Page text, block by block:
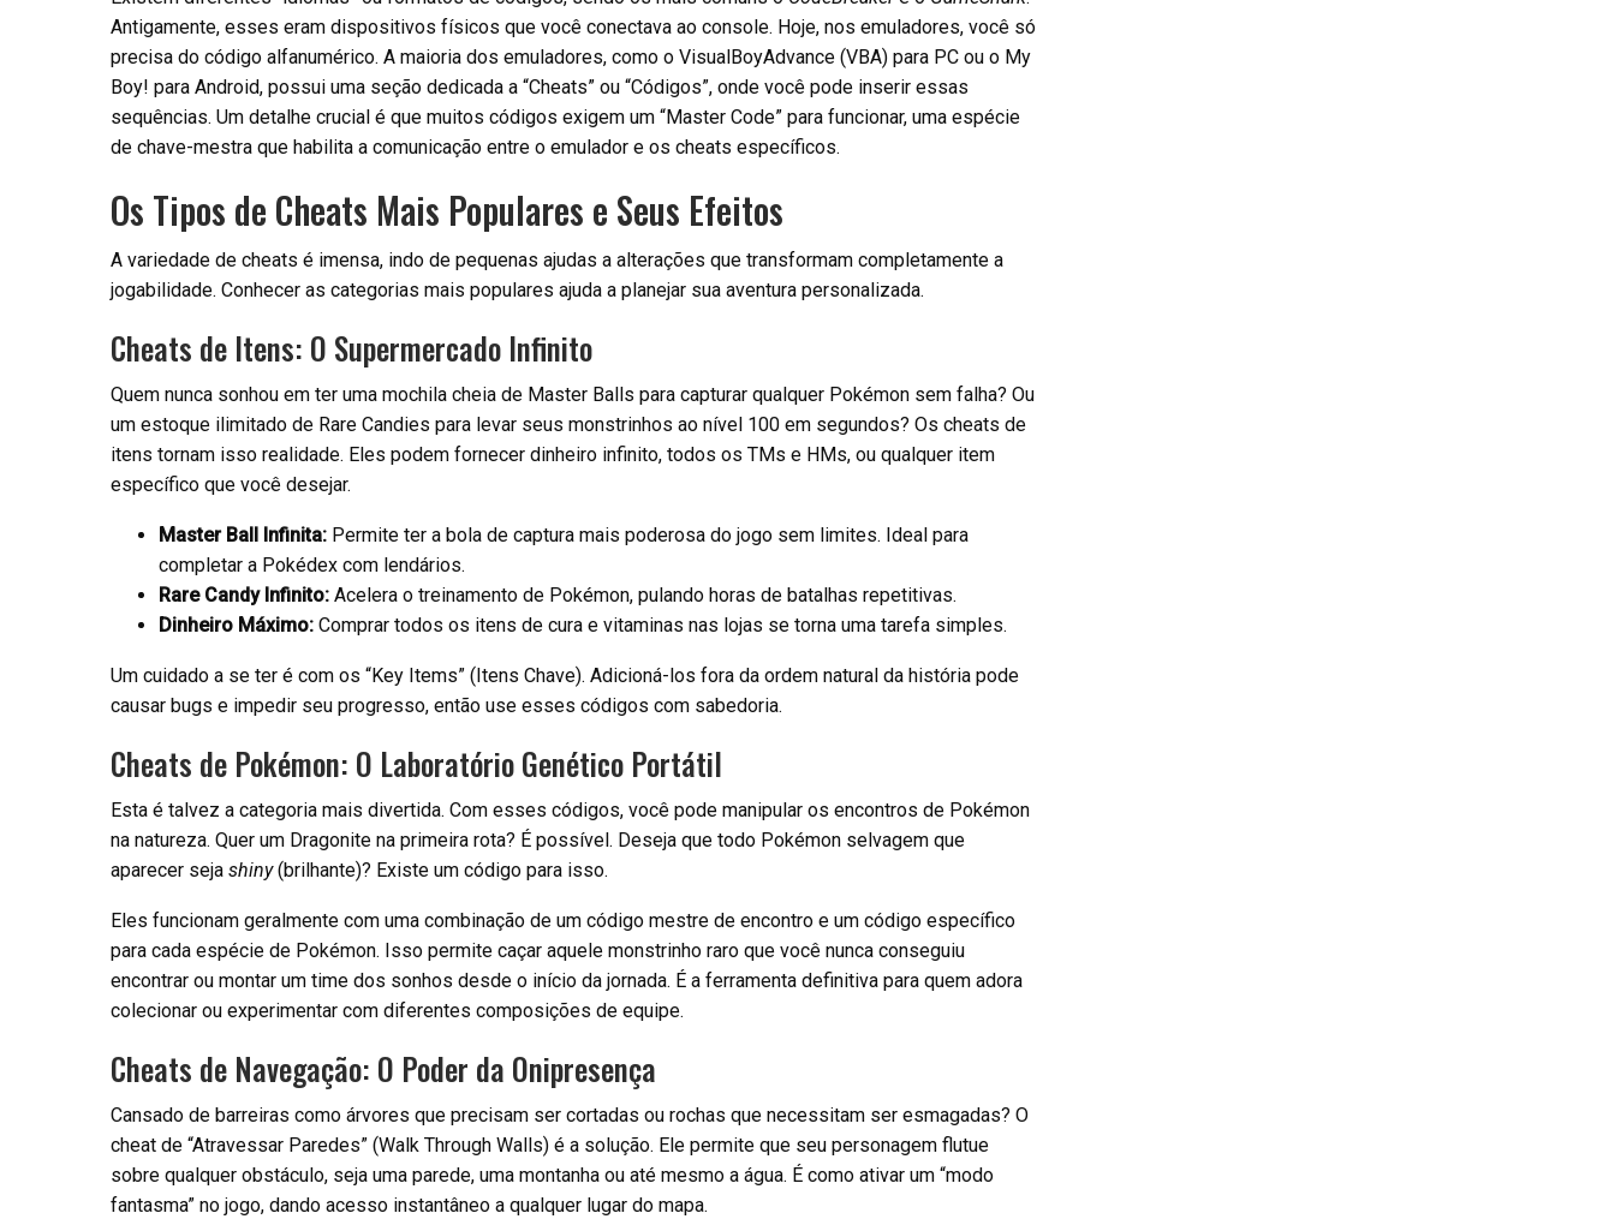
Antigamente, esses eram dispositivos físicos que você conectava ao console. Hoje, nos emuladores, você só
precisa do código alfanumérico. A maioria dos emuladores, como o VisualBoyAdvance (VBA) para PC ou o My
Boy! para Android, possui uma seção dedicada a “Cheats” ou “Códigos”, onde você pode inserir essas
sequências. Um detalhe crucial é que muitos códigos exigem um “Master Code” para funcionar, uma espécie
de chave-mestra que habilita a comunicação entre o emulador e os cheats específicos.
Os Tipos de Cheats Mais Populares e Seus Efeitos
A variedade de cheats é imensa, indo de pequenas ajudas a alterações que transformam completamente a
jogabilidade. Conhecer as categorias mais populares ajuda a planejar sua aventura personalizada.
Cheats de Itens: O Supermercado Infinito
Quem nunca sonhou em ter uma mochila cheia de Master Balls para capturar qualquer Pokémon sem falha? Ou
um estoque ilimitado de Rare Candies para levar seus monstrinhos ao nível 100 em segundos? Os cheats de
itens tornam isso realidade. Eles podem fornecer dinheiro infinito, todos os TMs e HMs, ou qualquer item
específico que você desejar.
Master Ball Infinita: Permite ter a bola de captura mais poderosa do jogo sem limites. Ideal para
completar a Pokédex com lendários.
Rare Candy Infinito: Acelera o treinamento de Pokémon, pulando horas de batalhas repetitivas.
Dinheiro Máximo: Comprar todos os itens de cura e vitaminas nas lojas se torna uma tarefa simples.
Um cuidado a se ter é com os “Key Items” (Itens Chave). Adicioná-los fora da ordem natural da história pode
causar bugs e impedir seu progresso, então use esses códigos com sabedoria.
Cheats de Pokémon: O Laboratório Genético Portátil
Esta é talvez a categoria mais divertida. Com esses códigos, você pode manipular os encontros de Pokémon
na natureza. Quer um Dragonite na primeira rota? É possível. Deseja que todo Pokémon selvagem que
aparecer seja shiny(brilhante)? Existe um código para isso.
Eles funcionam geralmente com uma combinação de um código mestre de encontro e um código específico
para cada espécie de Pokémon. Isso permite caçar aquele monstrinho raro que você nunca conseguiu
encontrar ou montar um time dos sonhos desde o início da jornada. É a ferramenta definitiva para quem adora
colecionar ou experimentar com diferentes composições de equipe.
Cheats de Navegação: O Poder da Onipresença
Cansado de barreiras como árvores que precisam ser cortadas ou rochas que necessitam ser esmagadas? O
cheat de “Atravessar Paredes” (Walk Through Walls) é a solução. Ele permite que seu personagem flutue
sobre qualquer obstáculo, seja uma parede, uma montanha ou até mesmo a água. É como ativar um “modo
fantasma” no jogo, dando acesso instantâneo a qualquer lugar do mapa.